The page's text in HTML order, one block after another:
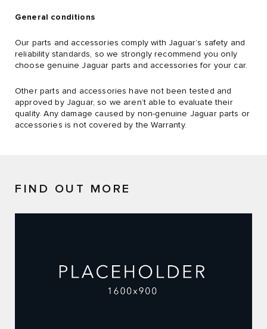
General conditions
Our parts and accessories comply with Jaguar’s safety and
reliability standards, so we strongly recommend you only
choose genuine Jaguar parts and accessories for your car.
Other parts and accessories have not been tested and
approved by Jaguar, so we aren’t able to evaluate their
quality. Any damage caused by non-genuine Jaguar parts or
accessories is not covered by the Warranty.
FIND OUT MORE